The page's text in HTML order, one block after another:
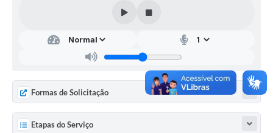
Formas de Solicitação
Etapas do Serviço